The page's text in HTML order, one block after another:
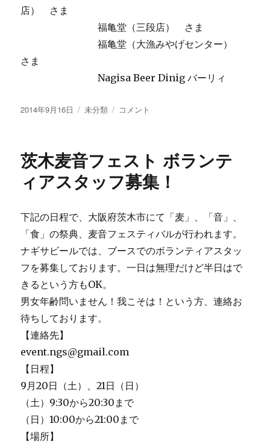
店） さま
福亀堂（三段店） さま
福亀堂（大漁みやげセンター）
さま
Nagisa Beer Dinig バーリィ
投
2014年9月16日
カ
ー
未分類
限
「プ
レ
ミ
ム
ウ
ィ
ー
大
評！！
コメント
茨木麦音フェスト ボランテ
ィアスタッフ募集！
下記の日程で、大阪府茨木市にて「麦」、「音」、
「食」の祭典、麦音フェスティバルが行われます。
ナギサビールでは、ブースでのボランティアスタッ
フを募集しております。一日は無理だけど半日はで
きるという方もOK。
男女年齢問いません！我こそは！という方、連絡お
待ちしております。
【連絡先】
event.ngs@gmail.com
【日程】
9月20日（土）、21日（日）
（土）9:30から20:30まで
（日）10:00から21:00まで
【場所】